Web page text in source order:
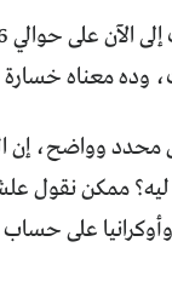
القاعدة التصويتية للحزب الديمقراطي.
وواضح، إن
ممكن نقول